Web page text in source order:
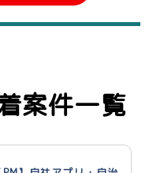
案件一覧